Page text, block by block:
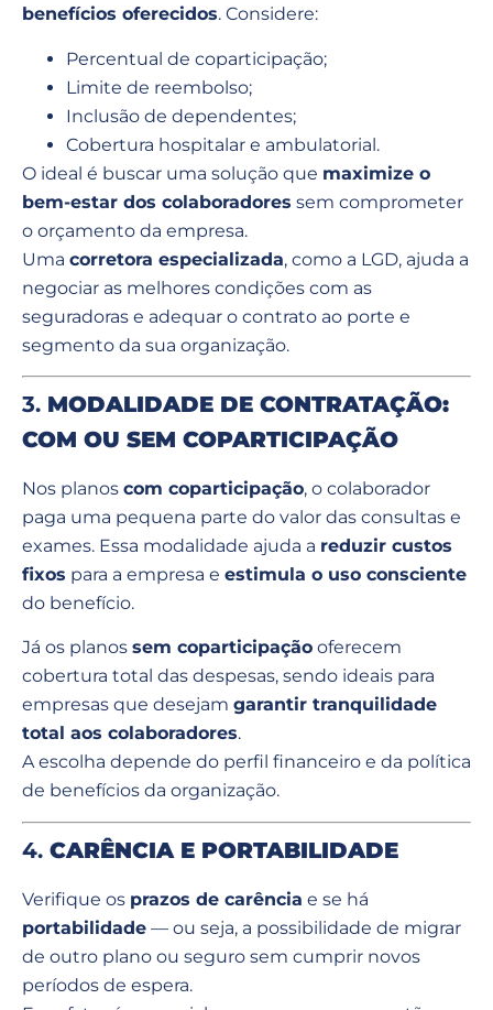
benefícios oferecidos. Considere:
Percentual de coparticipação;
Limite de reembolso;
Inclusão de dependentes;
Cobertura hospitalar e ambulatorial.
O ideal é buscar uma solução que maximize o
bem-estar dos colaboradores sem comprometer
o orçamento da empresa.
Uma corretora especializada, como a LGD, ajuda a
negociar as melhores condições com as
seguradoras e adequar o contrato ao porte e
segmento da sua organização.
3. MODALIDADE DE CONTRATAÇÃO:
COM OU SEM COPARTICIPAÇÃO
Nos planos com coparticipação, o colaborador
paga uma pequena parte do valor das consultas e
exames. Essa modalidade ajuda a reduzir custos
fixos para a empresa e estimula o uso consciente
do benefício.
Já os planos sem coparticipação oferecem
cobertura total das despesas, sendo ideais para
empresas que desejam garantir tranquilidade
total aos colaboradores.
A escolha depende do perfil financeiro e da política
de benefícios da organização.
4. CARÊNCIA E PORTABILIDADE
Verifique os prazos de carência e se há
portabilidade — ou seja, a possibilidade de migrar
de outro plano ou seguro sem cumprir novos
períodos de espera.